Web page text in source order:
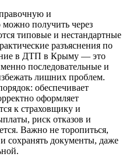
и
получить через
типовые и нестандартные
разъяснения по
в ДТП в Крыму — это
последовательные и
лишних проблем.
обеспечивает
оформляет
к страховщику и
риск отказов и
Важно не торопиться,
сохранять документы, даже